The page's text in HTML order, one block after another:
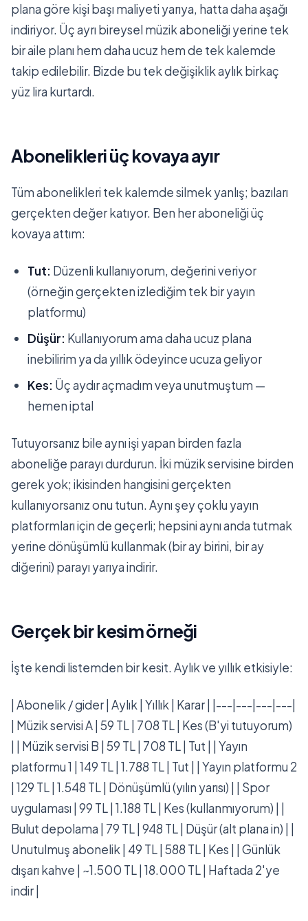
plana göre kişi başı maliyeti yarıya, hatta daha aşağı
indiriyor. Üç ayrı bireysel müzik aboneliği yerine tek
bir aile planı hem daha ucuz hem de tek kalemde
takip edilebilir. Bizde bu tek değişiklik aylık birkaç
yüz lira kurtardı.
Abonelikleri üç kovaya ayır
Tüm abonelikleri tek kalemde silmek yanlış; bazıları
gerçekten değer katıyor. Ben her aboneliği üç
kovaya attım:
Tut: Düzenli kullanıyorum, değerini veriyor
(örneğin gerçekten izlediğim tek bir yayın
platformu)
Düşür: Kullanıyorum ama daha ucuz plana
inebilirim ya da yıllık ödeyince ucuza geliyor
Kes: Üç aydır açmadım veya unutmuştum —
hemen iptal
Tutuyorsanız bile aynı işi yapan birden fazla
aboneliğe parayı durdurun. İki müzik servisine birden
gerek yok; ikisinden hangisini gerçekten
kullanıyorsanız onu tutun. Aynı şey çoklu yayın
platformları için de geçerli; hepsini aynı anda tutmak
yerine dönüşümlü kullanmak (bir ay birini, bir ay
diğerini) parayı yarıya indirir.
Gerçek bir kesim örneği
İşte kendi listemden bir kesit. Aylık ve yıllık etkisiyle:
| Abonelik / gider | Aylık | Yıllık | Karar | |---|---|---|---|
| Müzik servisi A | 59 TL | 708 TL | Kes (B'yi tutuyorum)
| | Müzik servisi B | 59 TL | 708 TL | Tut | | Yayın
platformu 1 | 149 TL | 1.788 TL | Tut | | Yayın platformu 2
| 129 TL | 1.548 TL | Dönüşümlü (yılın yarısı) | | Spor
uygulaması | 99 TL | 1.188 TL | Kes (kullanmıyorum) | |
Bulut depolama | 79 TL | 948 TL | Düşür (alt plana in) | |
Unutulmuş abonelik | 49 TL | 588 TL | Kes | | Günlük
dışarı kahve | ~1.500 TL | 18.000 TL | Haftada 2'ye
indir |